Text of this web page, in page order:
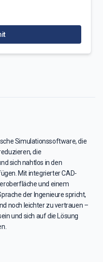
Simulationssoftware, die
die
sich nahtlos in den
Mit integrierter CAD-
und einem
der Ingenieure spricht,
noch leichter zu vertrauen –
und sich auf die Lösung